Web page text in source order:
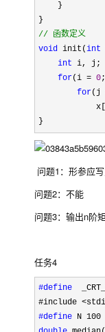
    }
// 函数定义
void init(int
int i, j;
for(i = 0
for(j
}
问题1：形参应
问题2：不能
问题3：输出n阶
任务4
#define
#include
#define